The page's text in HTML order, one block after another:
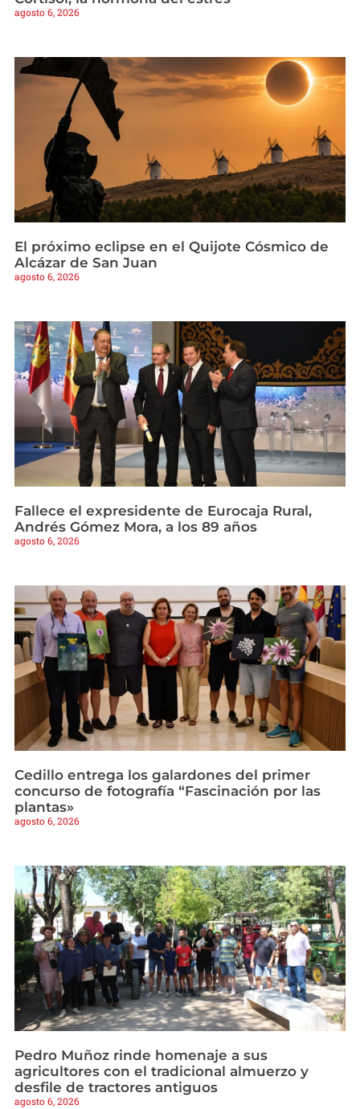
agosto 6, 2026
El próximo eclipse en el Quijote Cósmico de
Alcázar de San Juan
agosto 6, 2026
Fallece el expresidente de Eurocaja Rural,
Andrés Gómez Mora, a los 89 años
agosto 6, 2026
Cedillo entrega los galardones del primer
concurso de fotografía “Fascinación por las
plantas»
agosto 6, 2026
Pedro Muñoz rinde homenaje a sus
agricultores con el tradicional almuerzo y
desfile de tractores antiguos
agosto 6, 2026